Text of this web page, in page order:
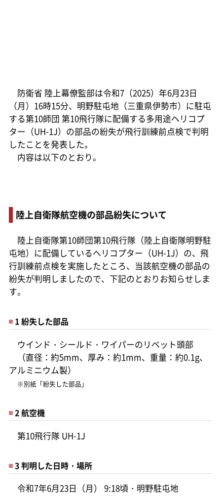
防衛省 陸上幕僚監部は令和7（2025）年6月23日
（月）16時15分、明野駐屯地（三重県伊勢市）に駐屯
する第10師団 第10飛行隊に配備する多用途ヘリコプ
ター（UH-1J）の部品の紛失が飛行訓練前点検で判明
したことを発表した。
内容は以下のとおり。
陸上自衛隊航空機の部品紛失について
陸上自衛隊第10師団第10飛行隊（陸上自衛隊明野駐
屯地）に配備しているヘリコプター（UH-1J）の、飛
行訓練前点検を実施したところ、当該航空機の部品の
紛失が判明しましたので、下記のとおりお知らせしま
す。
1 紛失した部品
ウインド・シールド・ワイパーのリベット頭部
（直径：約5mm、厚み：約1mm、重量：約0.1g、
アルミニウム製）
※別紙「紛失した部品」
2 航空機
第10飛行隊 UH-1J
3 判明した日時・場所
令和7年6月23日（月） 9:18頃・明野駐屯地